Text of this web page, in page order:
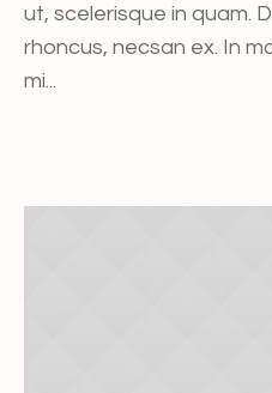
ut, scelerisque in quam.
rhoncus, necsan ex. In
mi...